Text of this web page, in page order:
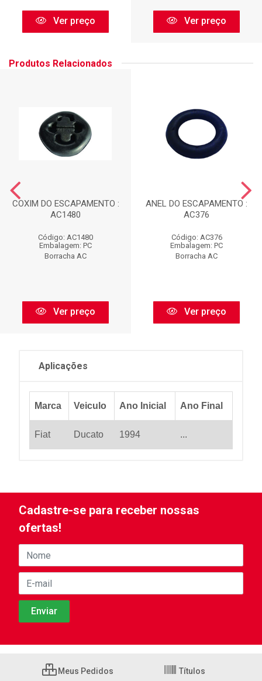
Ver preço Ver preço
Produtos Relacionados
COXIM DO ESCAPAMENTO :
AC1480
Código: AC1480
Embalagem: PC
Borracha AC
Ver preço
ANEL DO ESCAPAMENTO :
AC376
Código: AC376
Embalagem: PC
Borracha AC
Ver preço
Aplicações
Marca Veiculo Ano Inicial Ano Final
Fiat Ducato 1994 ...
Cadastre-se para receber nossas
ofertas!
Meus Pedidos Títulos